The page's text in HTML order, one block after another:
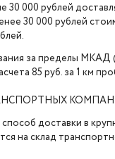
30 000 рублей
30 000 рублей
за пределы МКАД
85 руб. за 1 км
доставки в
на склад